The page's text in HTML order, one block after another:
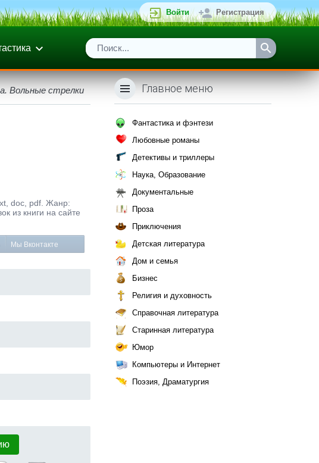
Войти Регистрация
Вольные стрелки
doc, pdf. Жанр:
из книги на сайте
Мы Вконтакте
Главное меню
Фантастика и фэнтези
Любовные романы
Детективы и триллеры
Наука, Образование
Документальные
Проза
Приключения
Детская литература
Дом и семья
Бизнес
Религия и духовность
Справочная литература
Старинная литература
Юмор
Компьютеры и Интернет
Поэзия, Драматургия